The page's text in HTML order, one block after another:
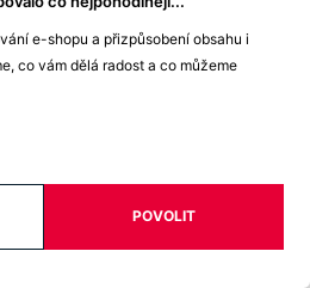
e-shopu a přizpůsobení obsahu i
co vám dělá radost a co můžeme
POVOLIT